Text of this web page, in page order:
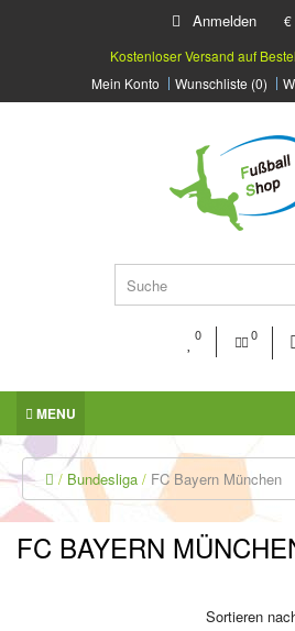
Anmelden
€
Kostenloser Versand auf
Mein Konto
Wunschliste (0)
0 0
MENU
Bundesliga FC Bayern München
FC BAYERN
Sortieren